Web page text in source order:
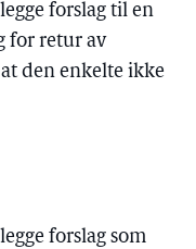
forslag til en
for retur av
den enkelte ikke
forslag som